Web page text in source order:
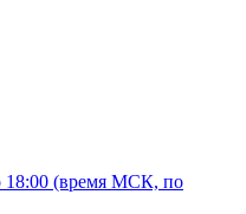
18:00 (время МСК, по